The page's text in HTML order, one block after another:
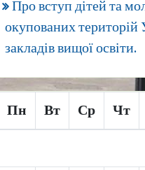
Про вступ дітей та
окупованих територій
закладів вищої освіти.
Пн Вт Ср Чт